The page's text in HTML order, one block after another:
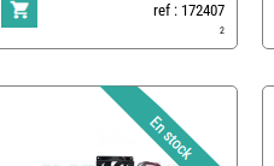
ref : 172407
2